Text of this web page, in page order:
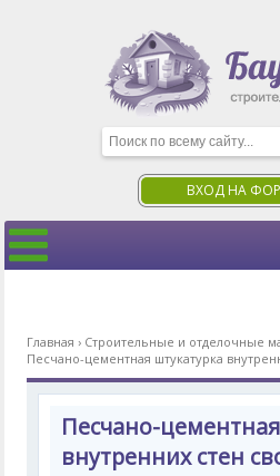
ВХОД НА
Главная › Строительные и отделочные
Песчано-цементная штукатурка
Песчано-
внутренних стен